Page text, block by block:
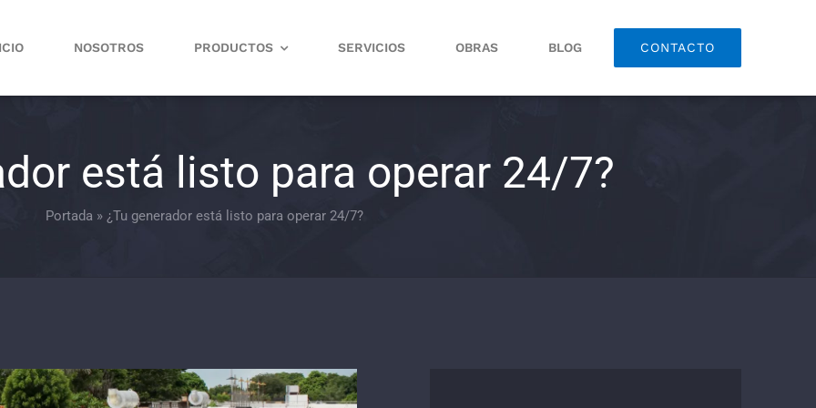
NOSOTROS PRODUCTOS SERVICIOS OBRAS BLOG CONTACTO
está listo para operar 24/7?
Portada » ¿Tu generador está listo para operar 24/7?